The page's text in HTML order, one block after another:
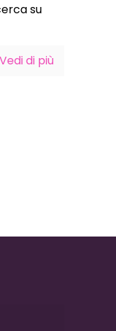
su
Vedi di più